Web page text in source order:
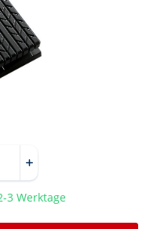
3 Werktage